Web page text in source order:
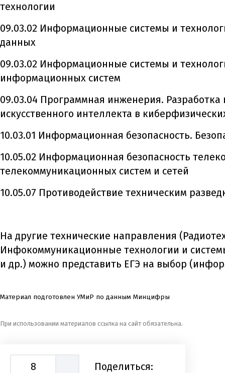
технологии
09.03.02 Информационные системы и
данных
09.03.02 Информационные системы и
информационных систем
09.03.04 Программная инженерия.
искусственного интеллекта в
10.03.01 Информационная безопасность.
10.05.02 Информационная безопасность
телекоммуникационных систем и сетей
10.05.07 Противодействие техническим
На другие технические направления
Инфокоммуникационные технологии и
и др.) можно представить ЕГЭ на выбор
Материал подготовлен УМиР по данным Минцифры
При использовании материалов ссылка на сайт обязательна.
8 Поделиться: